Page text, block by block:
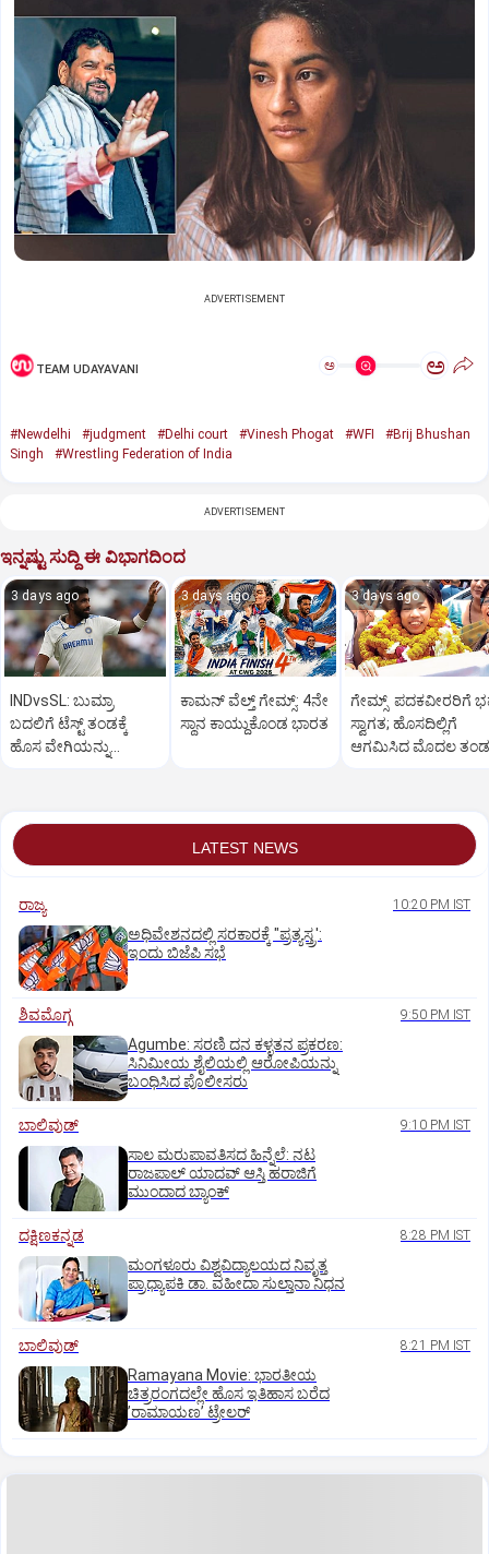
ADVERTISEMENT
TEAM UDAYAVANI ಅ ಅ
#Newdelhi #judgment #Delhi court #Vinesh Phogat #WFI
#Brij Bhushan
Singh
#Wrestling Federation of India
ADVERTISEMENT
ಇನ್ನಷ್ಟು ಸುದ್ದಿ ಈ ವಿಭಾಗದಿಂದ
3 days ago
INDvsSL: ಬುಮ್ರಾ
ಬದಲಿಗೆ ಟೆಸ್ಟ್‌ ತಂಡಕ್ಕೆ
ಹೊಸ ವೇಗಿಯನ್ನು
3 days ago
ಕಾಮನ್ ವೆಲ್ತ್ ಗೇಮ್ಸ್: 4ನೇ
ಸ್ಥಾನ ಕಾಯ್ದುಕೊಂಡ ಭಾರತ
3 days ago
ಗೇಮ್ಸ್‌ ಪದಕವೀರರಿಗೆ
ಸ್ವಾಗತ; ಹೊಸದಿಲ್ಲಿಗೆ
ಆಗಮಿಸಿದ ಮೊದಲ ತಂಡ
LATEST NEWS
ರಾಜ್ಯ 10:20 PM IST
ಅಧಿವೇಶನದಲ್ಲಿ ಸರಕಾರಕ್ಕೆ "ಪ್ರತ್ಯಸ್ತ್ರ':
ಇಂದು ಬಿಜೆಪಿ ಸಭೆ
ಶಿವಮೊಗ್ಗ 9:50 PM IST
Agumbe: ಸರಣಿ ದನ ಕಳ್ಳತನ ಪ್ರಕರಣ:
ಸಿನಿಮೀಯ ಶೈಲಿಯಲ್ಲಿ ಆರೋಪಿಯನ್ನು
ಬಂಧಿಸಿದ ಪೊಲೀಸರು
ಬಾಲಿವುಡ್‌ 9:10 PM IST
ಸಾಲ ಮರುಪಾವತಿಸದ ಹಿನ್ನೆಲೆ: ನಟ
ರಾಜಪಾಲ್ ಯಾದವ್‌ ಆಸ್ತಿ ಹರಾಜಿಗೆ
ಮುಂದಾದ ಬ್ಯಾಂಕ್
ದಕ್ಷಿಣಕನ್ನಡ 8:28 PM IST
ಮಂಗಳೂರು ವಿಶ್ವವಿದ್ಯಾಲಯದ ನಿವೃತ್ತ
ಪ್ರಾಧ್ಯಾಪಕಿ ಡಾ. ವಹೀದಾ ಸುಲ್ತಾನಾ ನಿಧನ
ಬಾಲಿವುಡ್‌ 8:21 PM IST
Ramayana Movie: ಭಾರತೀಯ
ಚಿತ್ರರಂಗದಲ್ಲೇ ಹೊಸ ಇತಿಹಾಸ ಬರೆದ
ʼರಾಮಾಯಣʼ ಟ್ರೇಲರ್